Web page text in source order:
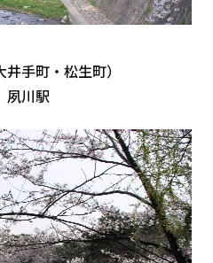
手町・松生町）
川駅